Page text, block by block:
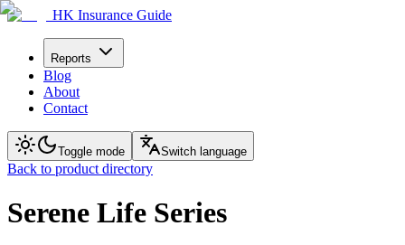
HK Insurance Guide
Reports
Blog
About
Contact
Toggle mode Switch language
Back to product directory
Serene Life Series